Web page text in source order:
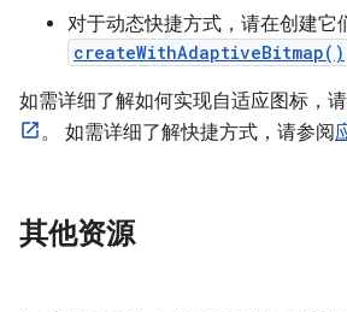
对于动态快捷方式，请在创建它
createWithAdaptiveBitmap()
如需详细了解如何实现自适应图标，
。 如需详细了解快捷方式，请参阅
其他资源